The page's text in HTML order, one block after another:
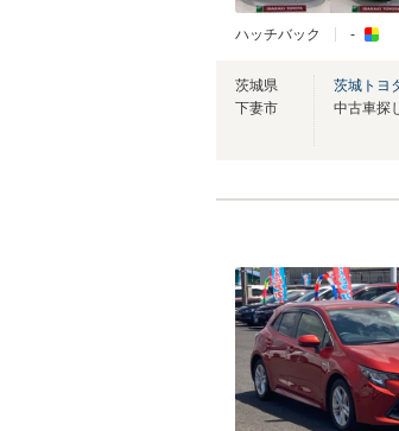
ハッチバック ‐
茨城県
下妻市
茨城トヨ
中古車探